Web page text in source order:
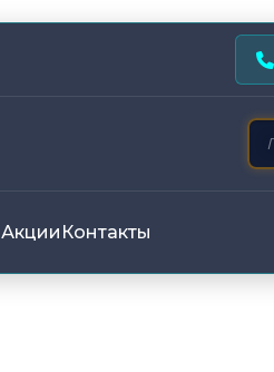
Акции Контакты